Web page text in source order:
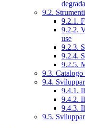
9.2.
9.2.1.
9.2.2.
use
9.2.3.
9.2.4.
9.2.5.
9.3. Catalogo
9.4.
9.4.1.
9.4.2.
9.4.3.
9.5.